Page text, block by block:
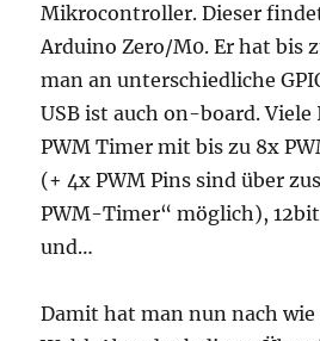
Mikrocontroller. Dieser
Arduino Zero/M0. Er hat bis
man an unterschiedliche
USB ist auch on-board.
PWM Timer mit bis zu 8x
(+ 4x PWM Pins sind über
PWM-Timer“ möglich), 12bit
und…
Damit hat man nun nach wie